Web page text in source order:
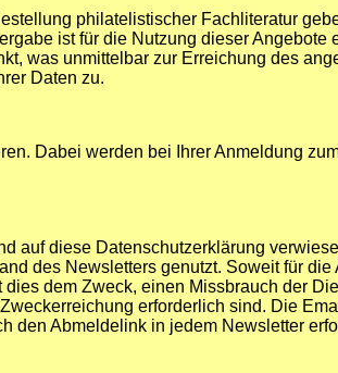
philatelistischer Fachliteratur
ist für die Nutzung dieser Angebote
was unmittelbar zur Erreichung des
Daten zu.
Dabei werden bei Ihrer Anmeldung
auf diese Datenschutzerklärung
des Newsletters genutzt. Soweit für die
dem Zweck, einen Missbrauch der
erforderlich sind. Die
den Abmeldelink in jedem Newsletter